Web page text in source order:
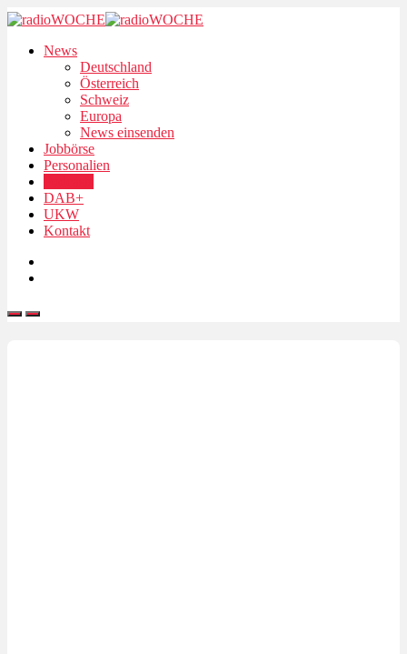
News
Deutschland
Österreich
Schweiz
Europa
News einsenden
Jobbörse
Personalien
DAB+
UKW
Kontakt